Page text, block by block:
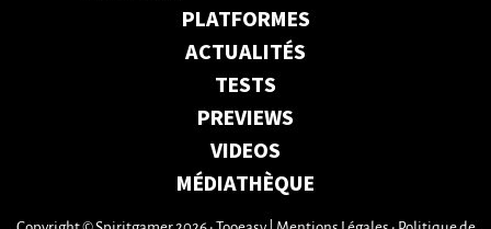
PLATFORMES
ACTUALITÉS
TESTS
PREVIEWS
VIDEOS
MÉDIATHÈQUE